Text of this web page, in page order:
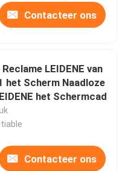
Contacteer ons
LEIDENE van
het Scherm Naadloze
het Schermcad
Contacteer ons